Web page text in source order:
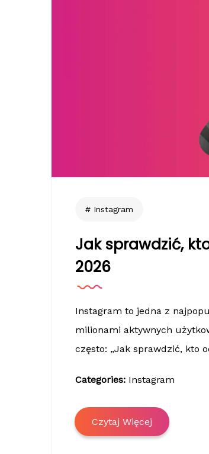
Instagram
Jak sprawdzić,
2026
Instagram to jedna z
milionami aktywnych
często: „Jak sprawdzić, kto
Categories: Instagram
Czytaj Więcej